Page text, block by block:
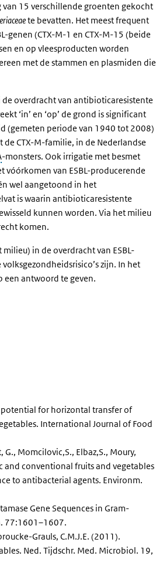
15 verschillende groenten gekocht
te bevatten. Het meest frequent
genen (CTX-M-1 en CTX-M-15 (beide
en op vleesproducten worden
met de stammen en plasmiden die
overdracht van antibioticaresistente
‘in’ en ‘op’ de grond is significant
(gemeten periode van 1940 tot 2008)
CTX-M-familie, in de Nederlandse
-monsters. Ook irrigatie met besmet
vóórkomen van ESBL-producerende
wel aangetoond in het
is waarin antibioticaresistente
kunnen worden. Via het milieu
komen.
in de overdracht van ESBL-
zijn. In het
een antwoord te geven.
potential for horizontal transfer of
International Journal of Food
G., Momcilovic,S., Elbaz,S., Moury,
and conventional fruits and vegetables
to antibacterial agents. Environm.
Gene Sequences in Gram-
77:1601–1607.
Grauls, C.M.J.E. (2011).
Ned. Tijdschr. Med. Microbiol. 19,